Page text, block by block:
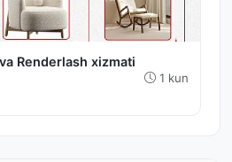
Renderlash xizmati
1 kun